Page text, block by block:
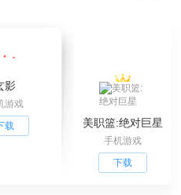
影
游戏
载
美职篮:绝对巨星
手机游戏
下载